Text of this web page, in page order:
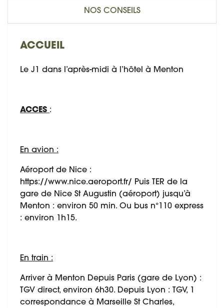
NOS CONSEILS
ACCUEIL
Le J1 dans l’après-midi à l’hôtel à Menton
ACCES :
En avion :
Aéroport de Nice :
https://www.nice.aeroport.fr/ Puis TER de la
gare de Nice St Augustin (aéroport) jusqu’à
Menton : environ 50 min. Ou bus n°110 express
: environ 1h15.
En train :
Arriver à Menton Depuis Paris (gare de Lyon) :
TGV direct, environ 6h30. Depuis Lyon : TGV, 1
correspondance à Marseille St Charles,